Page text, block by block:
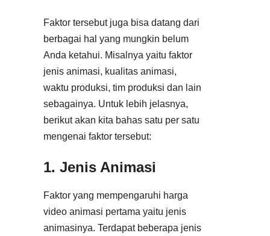
Faktor tersebut juga bisa datang dari
berbagai hal yang mungkin belum
Anda ketahui. Misalnya yaitu faktor
jenis animasi, kualitas animasi,
waktu produksi, tim produksi dan lain
sebagainya. Untuk lebih jelasnya,
berikut akan kita bahas satu per satu
mengenai faktor tersebut:
1. Jenis Animasi
Faktor yang mempengaruhi harga
video animasi pertama yaitu jenis
animasinya. Terdapat beberapa jenis